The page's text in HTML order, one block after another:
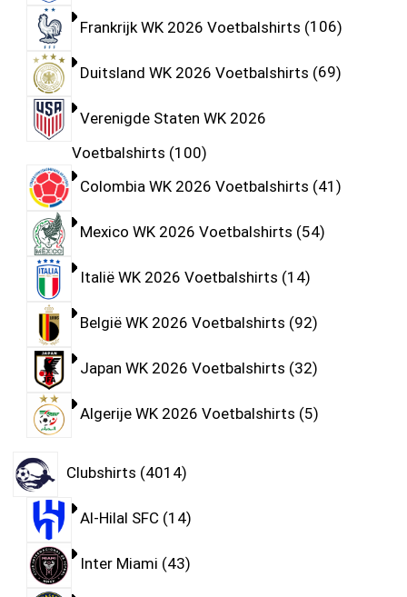
Frankrijk WK 2026 Voetbalshirts 106
Duitsland WK 2026 Voetbalshirts 69
Verenigde Staten WK 2026
Voetbalshirts 100
Colombia WK 2026 Voetbalshirts 41
Mexico WK 2026 Voetbalshirts 54
Italië WK 2026 Voetbalshirts 14
België WK 2026 Voetbalshirts 92
Japan WK 2026 Voetbalshirts 32
Algerije WK 2026 Voetbalshirts 5
Clubshirts 4014
Al-Hilal SFC 14
Inter Miami 43